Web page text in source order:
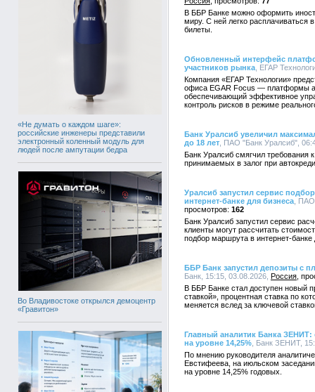
«Не думать о каждом шаге»:
российские инженеры представили
электронный коленный модуль для
людей после ампутации бедра
Во Владивостоке открылся демоцентр
«Гравитон»
В ББР Банке можно оформить
миру. С ней легко расплачиваться
билеты.
Обновленный интерфейс
участников рынка , ЕГАР
Компания «ЕГАР Технологии»
офиса EGAR Focus — платформы
обеспечивающий эффективное
контроль рисков в режиме
Банк Уралсиб увеличил
до 18 лет , ПАО "Банк Уралсиб",
Банк Уралсиб смягчил требования
принимаемых в залог при
Уралсиб запустил сервис
интернет-банке для бизнеса ,
162
Банк Уралсиб запустил сервис
клиенты могут рассчитать
подбор маршрута в интернет-
ББР Банк запустил депозиты с
Банк, 15:15, 03.08.2026, Россия
В ББР Банке стал доступен новый
ставкой», процентная ставка по
меняется вслед за ключевой
Главный аналитик Банка ЗЕНИТ:
на уровне 14,25% , Банк ЗЕНИТ,
По мнению руководителя
Евстифеева, на июльском
на уровне 14,25% годовых.